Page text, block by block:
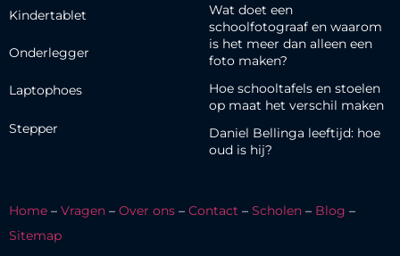
Kindertablet
Onderlegger
Laptophoes
Stepper
Wat doet een
schoolfotograaf en waarom
is het meer dan alleen een
foto maken?
Hoe schooltafels en stoelen
op maat het verschil maken
Daniel Bellinga leeftijd: hoe
oud is hij?
Home – Vragen – Over ons – Contact – Scholen – Blog –
Sitemap